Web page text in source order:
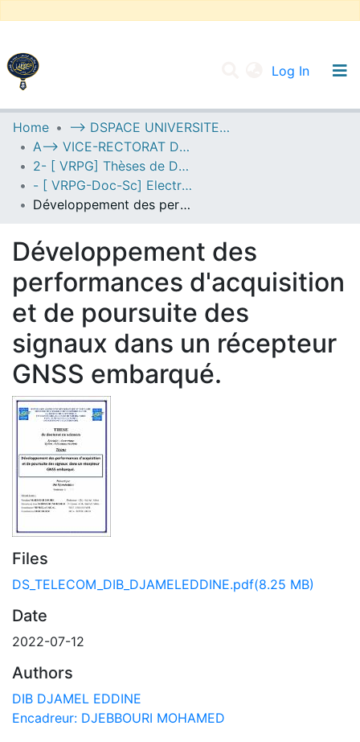
Log In
UNIVERSITY OF D.L SIDI BEL ABBES
Communities & Collections
All of DSpace
Statistics
Home
--> DSPACE UNIVERSITE DJILALLI LIABES DE SIDI BEL ABBES
A--> VICE-RECTORAT DE LA POST-GRADUATION
2- [ VRPG] Thèses de Doctorat en Sciences
- [ VRPG-Doc-Sc] Electronique --- إلكترونيك
Développement des performances d'acquisition et de poursuite des signaux dans un récepteur GNSS embarqué.
Développement des
performances d'acquisition
et de poursuite des
signaux dans un récepteur
GNSS embarqué.
Files
DS_TELECOM_DIB_DJAMELEDDINE.pdf(8.25 MB)
Date
2022-07-12
Authors
DIB DJAMEL EDDINE
Encadreur: DJEBBOURI MOHAMED